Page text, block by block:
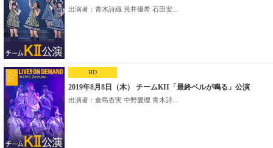
出演者：青木詩織 荒井優希 石田安...
HD
2019年8月8日（木） チームKII「最終ベルが鳴る」公演
出演者：倉島杏実 中野愛理 青木詩...